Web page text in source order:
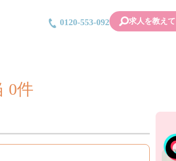
0120-553-092 求人を教え
0件